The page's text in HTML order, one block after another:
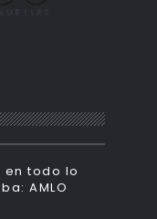
en todo lo
AMLO